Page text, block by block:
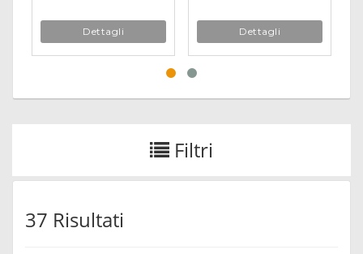
Dettagli Dettagli
Filtri
37 Risultati